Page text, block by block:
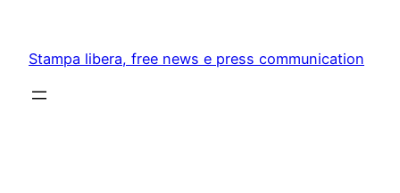
content
Stampa libera, free news e press communication